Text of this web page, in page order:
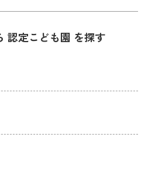
認定こども園 を探す